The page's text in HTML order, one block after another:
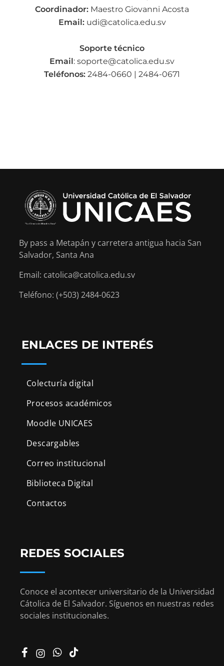
Coordinador: Maestro Giovanni Acosta
Email: udi@catolica.edu.sv
Soporte técnico
Email: soporte@catolica.edu.sv
Teléfonos: 2484-0660 | 2484-0671
By pass a Metapán y carretera antigua hacia San
Salvador, Santa Ana
Email: catolica@catolica.edu.sv
Teléfono: (+503) 2484-0623
ENLACES DE INTERÉS
Colecturía digital
Procesos académicos
Moodle UNICAES
Descargables
Correo institucional
Biblioteca Digital
Contactos
REDES SOCIALES
Conoce el acontecer universitario de la Universidad
Cátolica de El Salvador. Síguenos en nuestras redes
sociales institucionales.